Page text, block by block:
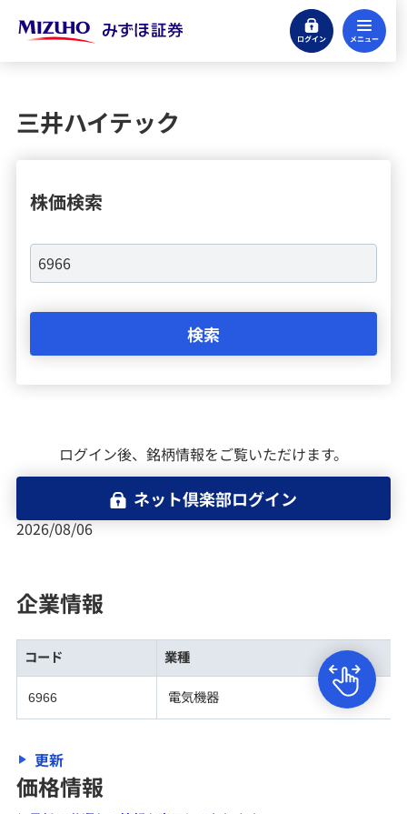
ログイン
株式
配当金の受取方法について
金融商品取引所一覧と立会時間
外国株式
新規公開株式（IPO）
公募・売出株式（PO）
ETF（上場投資信託）
ETN（JDR形式）
REIT（不動産投資信託）
CB（転換社債型新株予約権付社債）
信用取引
VWAPギャランティ取引
株券貸借取引
株主コミュニティ
公開買付け（TOB）
三井ハイテック
株価検索
2026/08/06
ログイン後、銘柄情報をご覧いただけます。
ネット倶楽部ログイン
企業情報
コード 業種
6966 電気機器
更新
価格情報